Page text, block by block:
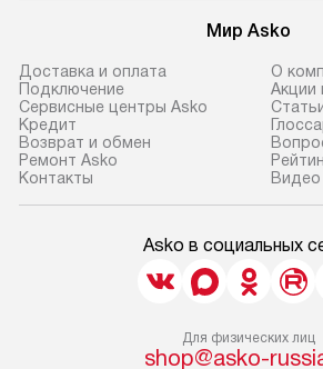
транспортную компанию. После
100% предоплаты мы бесплатно
доставляем заказ
до представительства
транспортной компании в г. Москва.
Пожалуйста, уточняйте условия
доставки у менеджера при
В оговоренный день служба
доставки доставит упакованный
прибор до двери или прихожей.
Если необходимо переместить
Мир Asko
Доставка и оплата
Подключение
Сервисные центры Asko
Кредит
Возврат и обмен
Ремонт Asko
Контакты
О
Акции
Видео
Asko в социальных
Для физических лиц
shop@asko-